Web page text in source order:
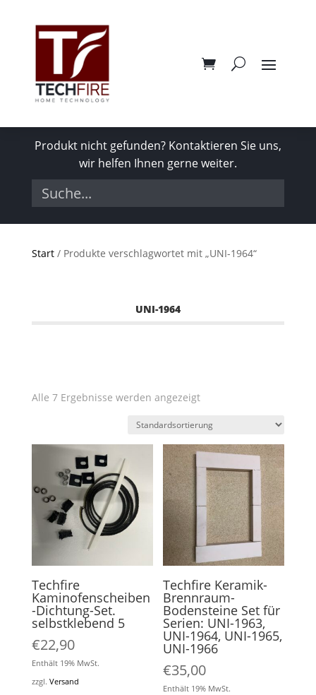
Produkt nicht gefunden? Kontaktieren Sie uns,
wir helfen Ihnen gerne weiter.
Start/ Produkte verschlagwortet mit „UNI-1964“
UNI-1964
Alle 7 Ergebnisse werden angezeigt
Techfire
Kaminofenscheiben
-Dichtung-Set.
selbstklebend 5
€22,90
Enthält 19% MwSt.
zzgl. Versand
Techfire Keramik-
Brennraum-
Bodensteine Set für
Serien: UNI-1963,
UNI-1964, UNI-1965,
UNI-1966
€35,00
Enthält 19% MwSt.